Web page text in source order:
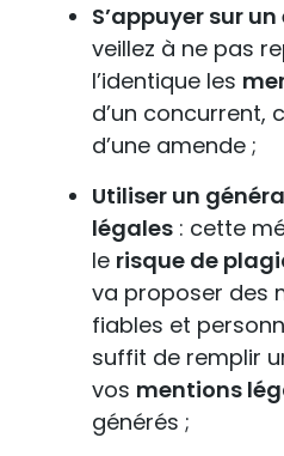
S’appuyer sur
veillez à ne pas
l’identique les
d’un concurrent,
d’une amende ;
Utiliser un
légales : cette
le risque de
va proposer des
fiables et
suffit de remplir
vos mentions
générés ;